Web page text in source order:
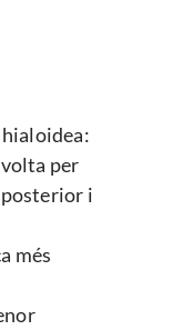
per
i
més